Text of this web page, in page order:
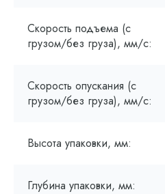
Скорость подъема (с
грузом/без груза), мм/с:
Скорость опускания (с
грузом/без груза), мм/с:
Высота упаковки, мм:
Глубина упаковки, мм: